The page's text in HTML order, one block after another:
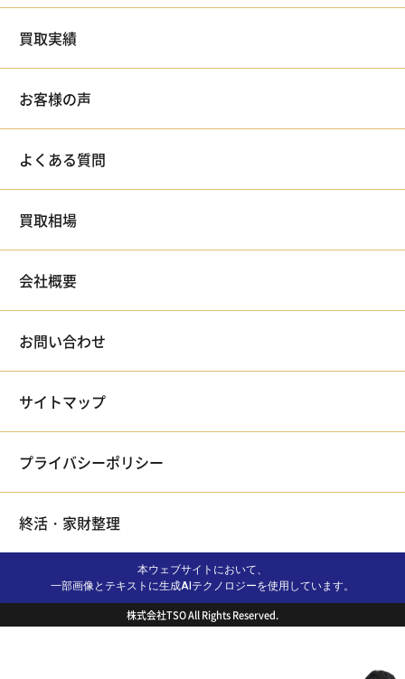
買取実績
お客様の声
よくある質問
買取相場
会社概要
お問い合わせ
サイトマップ
プライバシーポリシー
終活・家財整理
本ウェブサイトにおいて、
一部画像とテキストに生成AIテクノロジーを使用しています。
株式会社TSO All Rights Reserved.